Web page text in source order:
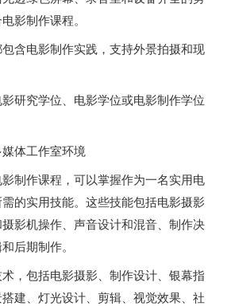
影制作课程。
含电影制作实践，支持外景拍摄和现
研究学位、电影学位或电影制作学位
体工作室环境
制作课程，可以掌握作为一名实用电
的实用技能。这些技能包括电影摄影
影机操作、声音设计和混音、制作决
后期制作。
，包括电影摄影、制作设计、银幕指
建、灯光设计、剪辑、视觉效果、社